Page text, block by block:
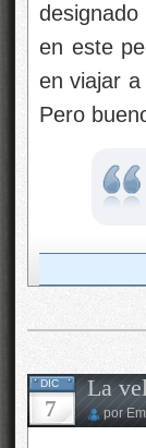
en este
en viajar
Pero
DIC
7
La
por